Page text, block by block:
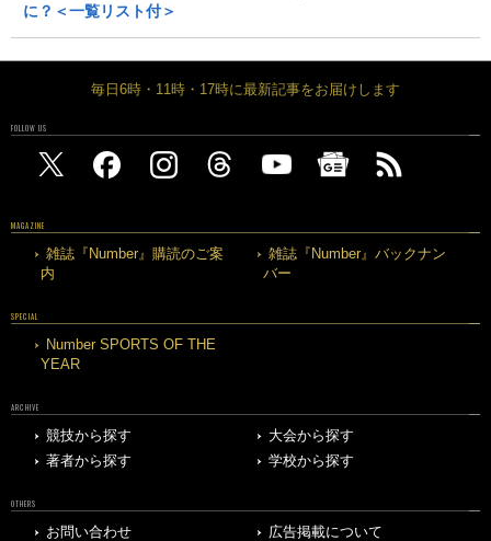
に？＜一覧リスト付＞
毎日6時・11時・17時に最新記事をお届けします
FOLLOW US
MAGAZINE
雑誌『Number』購読のご案
内
雑誌『Number』バックナン
バー
SPECIAL
Number SPORTS OF THE
YEAR
ARCHIVE
競技から探す
大会から探す
著者から探す
学校から探す
OTHERS
お問い合わせ 広告掲載について